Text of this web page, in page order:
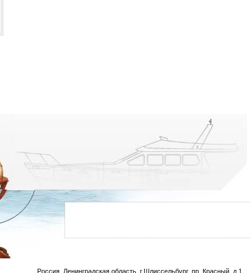
Россия, Ленинградская область, г.Шлиссельбург, пр. Красный, д.1